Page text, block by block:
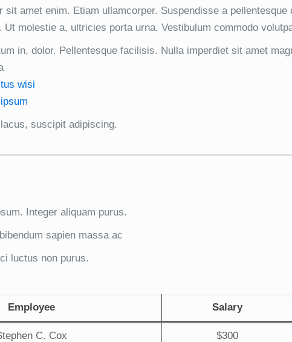
sit amet enim. Etiam ullamcorper. Suspendisse a
Ut molestie a, ultricies porta urna. Vestibulum commodo
in, dolor. Pellentesque facilisis. Nulla imperdiet sit amet
wisi
suscipit adipiscing.
Integer aliquam purus.
sapien massa ac
luctus non purus.
Employee Salary
C. Cox $300